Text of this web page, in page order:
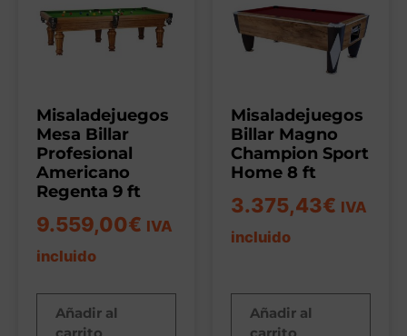
Misaladejuegos
Mesa Billar
Profesional
Americano
Regenta 9 ft
9.559,00€ IVA
incluido
Añadir al
Misaladejuegos
Billar Magno
Champion Sport
Home 8 ft
3.375,43€ IVA
incluido
Añadir al